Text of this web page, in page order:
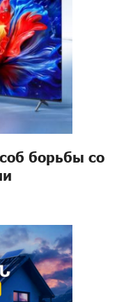
борьбы со